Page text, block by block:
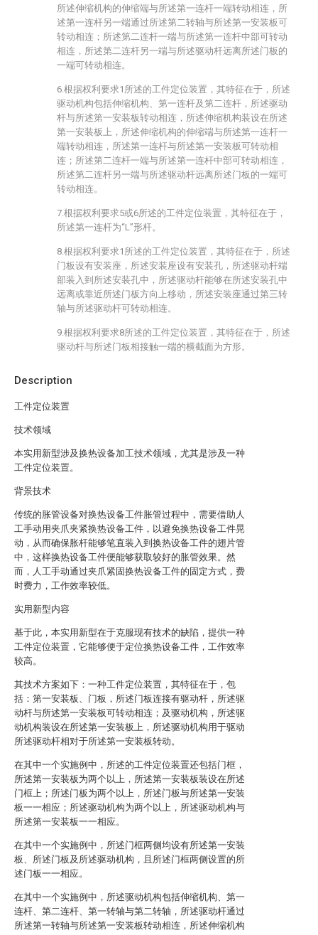
Description
工件定位装置
技术领域
本实用新型涉及换热设备加工技术领域，尤其是涉及一种
工件定位装置。
背景技术
传统的胀管设备对换热设备工件胀管过程中，需要借助人
工手动用夹爪夹紧换热设备工件，以避免换热设备工件晃
动，从而确保胀杆能够笔直装入到换热设备工件的翅片管
中，这样换热设备工件便能够获取较好的胀管效果。然
而，人工手动通过夹爪紧固换热设备工件的固定方式，费
时费力，工作效率较低。
实用新型内容
基于此，本实用新型在于克服现有技术的缺陷，提供一种
工件定位装置，它能够便于定位换热设备工件，工作效率
较高。
其技术方案如下：一种工件定位装置，其特征在于，包
括：第一安装板、门板，所述门板连接有驱动杆，所述驱
动杆与所述第一安装板可转动相连；及驱动机构，所述驱
动机构装设在所述第一安装板上，所述驱动机构用于驱动
所述驱动杆相对于所述第一安装板转动。
在其中一个实施例中，所述的工件定位装置还包括门框，
所述第一安装板为两个以上，所述第一安装板装设在所述
门框上；所述门板为两个以上，所述门板与所述第一安装
板一一相应；所述驱动机构为两个以上，所述驱动机构与
所述第一安装板一一相应。
在其中一个实施例中，所述门框两侧均设有所述第一安装
板、所述门板及所述驱动机构，且所述门框两侧设置的所
述门板一一相应。
在其中一个实施例中，所述驱动机构包括伸缩机构、第一
连杆、第二连杆、第一转轴与第二转轴，所述驱动杆通过
所述第一转轴与所述第一安装板转动相连，所述伸缩机构
所述伸缩机构的伸缩端与所述第一连杆一端转动相连，所
述第一连杆另一端通过所述第二转轴与所述第一安装板可
转动相连；所述第二连杆一端与所述第一连杆中部可转动
相连，所述第二连杆另一端与所述驱动杆远离所述门板的
一端可转动相连。
6.根据权利要求1所述的工件定位装置，其特征在于，所述
驱动机构包括伸缩机构、第一连杆及第二连杆，所述驱动
杆与所述第一安装板转动相连，所述伸缩机构装设在所述
第一安装板上，所述伸缩机构的伸缩端与所述第一连杆一
端转动相连，所述第一连杆与所述第一安装板可转动相
连；所述第二连杆一端与所述第一连杆中部可转动相连，
所述第二连杆另一端与所述驱动杆远离所述门板的一端可
转动相连。
7.根据权利要求5或6所述的工件定位装置，其特征在于，
所述第一连杆为“L”形杆。
8.根据权利要求1所述的工件定位装置，其特征在于，所述
门板设有安装座，所述安装座设有安装孔，所述驱动杆端
部装入到所述安装孔中，所述驱动杆能够在所述安装孔中
远离或靠近所述门板方向上移动，所述安装座通过第三转
轴与所述驱动杆可转动相连。
9.根据权利要求8所述的工件定位装置，其特征在于，所述
驱动杆与所述门板相接触一端的横截面为方形。